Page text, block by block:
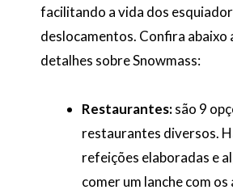
facilitando a vida dos
deslocamentos. Confira abaixo
detalhes sobre Snowmass:
Restaurantes:são 9
restaurantes diversos.
refeições elaboradas e
comer um lanche com os